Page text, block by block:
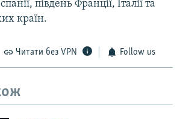
південь Франції, Італії та
країн.
Читати без VPN Follow us